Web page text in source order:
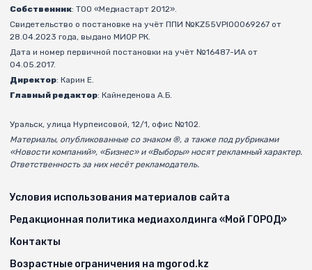
Собственник: ТОО «Медиастарт 2012».
Свидетельство о постановке на учёт ППИ №KZ55VPI00069267 от
28.04.2023 года, выдано МИОР РК.
Дата и номер первичной постановки на учёт №16487-ИА от
04.05.2017.
Директор: Карин Е.
Главный редактор: Кайнеденова А.Б.
Уральск, улица Нурпеисовой, 12/1, офис №102.
Материалы, опубликованные со знаком ®, а также под рубриками
«Новости компаний», «Бизнес» и «Выборы» носят рекламный характер.
Ответственность за них несёт рекламодатель.
Условия использования материалов сайта
Редакционная политика медиахолдинга «Мой ГОРОД»
Контакты
Возрастные ограничения на mgorod.kz